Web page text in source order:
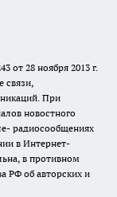
от 28 ноября 2013 г.
связи,
При
новостного
радиосообщениях
в Интернет-
в противном
РФ об авторских и